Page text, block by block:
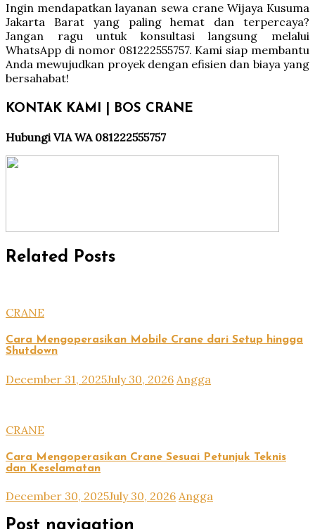
Ingin mendapatkan layanan sewa crane Wijaya Kusuma
Jakarta Barat yang paling hemat dan terpercaya?
Jangan ragu untuk konsultasi langsung melalui
WhatsApp di nomor 081222555757. Kami siap membantu
Anda mewujudkan proyek dengan efisien dan biaya yang
bersahabat!
KONTAK KAMI | BOS CRANE
Hubungi VIA WA 081222555757
Related Posts
CRANE
Cara Mengoperasikan Mobile Crane dari Setup hingga
Shutdown
December 31, 2025July 30, 2026 Angga
CRANE
Cara Mengoperasikan Crane Sesuai Petunjuk Teknis
dan Keselamatan
December 30, 2025July 30, 2026 Angga
Post navigation